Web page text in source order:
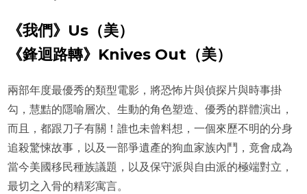
《我們》Us（美）
《鋒迴路轉》Knives Out（美）
兩部年度最優秀的類型電影，將恐怖片與偵探片與時事掛
勾，慧黠的隱喻層次、生動的角色塑造、優秀的群體演出，
而且，都跟刀子有關！誰也未曾料想，一個來歷不明的分身
追殺驚悚故事，以及一部爭遺產的狗血家族內鬥，竟會成為
當今美國移民種族議題，以及保守派與自由派的極端對立，
最切之入骨的精彩寓言。